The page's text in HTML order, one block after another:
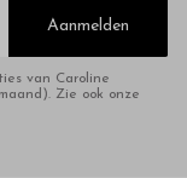
Aanmelden
van Caroline
Zie ook onze